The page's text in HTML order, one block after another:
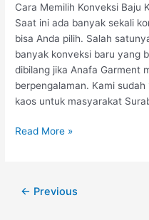
Cara Memilih Konveksi Baju
Saat ini ada banyak sekali
bisa Anda pilih. Salah
banyak konveksi baru yang
dibilang jika Anafa Garment
berpengalaman. Kami
kaos untuk masyarakat
Secara
Read More »
← Previous